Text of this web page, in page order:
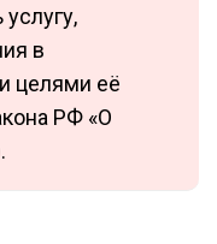
в
целями её
РФ «О